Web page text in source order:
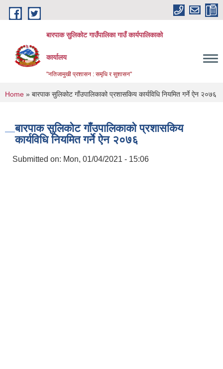
Skip to main content
बारपाक सुलिकोट गाउँपालिका गाउँ कार्यपालिकाको
कार्यालय
"नतिजामुखी प्रशासन : समृधि र सुशासन"
You are here
Home » बारपाक सुलिकोट गाँउपालिकाको प्रशासकिय कार्यविधि नियमित गर्ने ऐन २०७६
बारपाक सुलिकोट गाँउपालिकाको प्रशासकिय
कार्यविधि नियमित गर्ने ऐन २०७६
Submitted on: Mon, 01/04/2021 - 15:06